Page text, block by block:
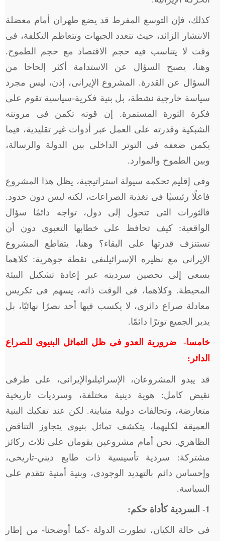
كذلك، فإن التوسع المفرط قد يضع طهران أمام معضلة
الانتشار الزائد، حيث تتعدد الجبهات وتتعاظم التكلفة، فى
وقت لا يتناسب فيه حجم الاقتصاد مع حجم الطموح.
وهنا، يصبح السؤال عن الاستدامة أكثر إلحاحا من
السؤال عن القدرة. المشروع الإيرانى، إذن، ليس مجرد
سياسة خارجية نشطة، بل بنية فكرية-سياسية تقوم على
فكرة الثورة المستمرة. إن قوته تكمن فى مرونته
الشبكية وقدرته على العمل عبر أدوات غير تقليدية، فيما
يكمن ضعفه فى التوتر الداخلى بين الدولة والرسالة،
وبين الطموح والموارد.
وفى إقليم تحكمه سيولة استراتيجية، يظل هذا المشروع
فاعلًا رئيسيًا فى تغذية الصراعات، لكنه ليس دون حدود.
فالثورات التى تتحول إلى دول، تواجه دائمًا سؤال
الواقعية: كيف تحافظ على خطابها التعبوى دون أن
تستنزف قدرتها على البقاء؟ وهنا، يتقاطع المشروع
الإيرانى مع نظيره الإسرائيلىفى نقطة جوهرية: كلاهما
يسعى إلى تحصين سرديته عبر إعادة تشكيل البيئة
المحيطة. وكلاهما، فى الوقت ذاته، يسهم فى تكريس
معادلة صراع دائرى، لا يكسب فيها أحد نصرًا نهائيًا، بل
يدير الجميع توترًا دائمًا.
خامسا- ضرورية العدو فى ظل التماثل البنيوى للصراع
الدائر:
قد يبدو المشروعان، الإسرائيلىوالإيرانى، على طرفى
نقيض كامل: هوية دينية مختلفة، وسرديات تاريخية
متعارضة، وتحالفات دولية متباينة. لكن عند تفكيك البنية
العميقة لكليهما، يتكشف تماثل بنيوى يتجاوز التناقض
الظاهري. نحن أمام مشروعين يقومان على ثلاث ركائز
مشتركة: سردية تأسيسية ذات طابع ديني-تاريخى،
وإحساس دائم بالتهديد الوجودى، وبنية أمنية تتقدم على
السياسة.
1- السردية كأداة حكم:
فى حالة الكيان، تطورت الدولة -كما أوضحنا- من إطار